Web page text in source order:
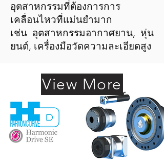
อุตสาหกรรมที่ต้องการการ
เคลื่อนไหวที่แม่นยำมาก
เช่น อุตสาหกรรมอากาศยาน, หุ่น
ยนต์, เครื่องมือวัดความละเอียดสูง
View More